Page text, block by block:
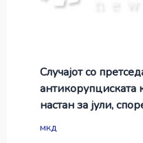
Случајот со
антикорупциската
настан за јули,
мкд